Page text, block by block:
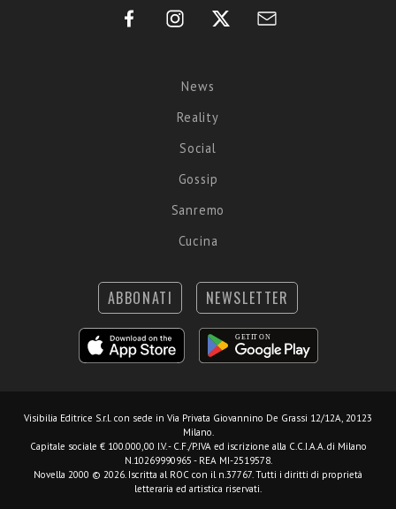
News
Reality
Social
Gossip
Sanremo
Cucina
ABBONATI NEWSLETTER
Visibilia Editrice S.r.l. con sede in Via Privata Giovannino De Grassi 12/12A, 20123
Milano.
Capitale sociale € 100.000,00 I.V. - C.F./P.IVA ed iscrizione alla C.C.I.A.A. di Milano
N.10269990965 - REA MI-2519578.
Novella 2000 © 2026. Iscritta al ROC con il n.37767. Tutti i diritti di proprietà
letteraria ed artistica riservati.